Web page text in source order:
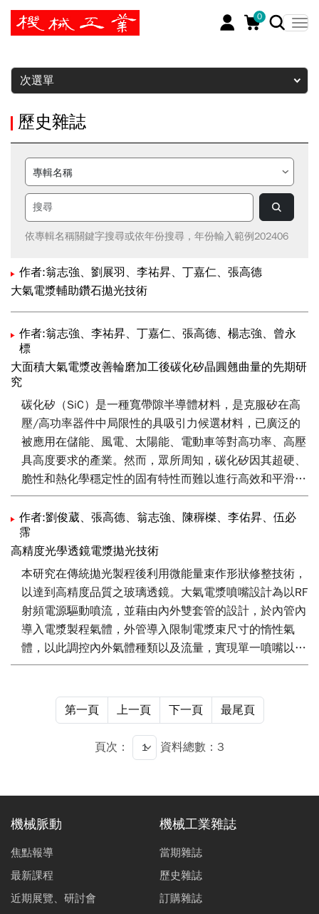
0
暫停
次選單
歷史雜誌
依專輯名稱關鍵字搜尋或依年份搜尋，年份輸入範例202406
作者:翁志強、劉展羽、李祐昇、丁嘉仁、張高德
大氣電漿輔助鑽石拋光技術
作者:翁志強、李祐昇、丁嘉仁、張高德、楊志強、曾永
標
大面積大氣電漿改善輪磨加工後碳化矽晶圓翹曲量的先期研
究
碳化矽（SiC）是一種寬帶隙半導體材料，是克服矽在高
壓/高功率器件中局限性的具吸引力候選材料，已廣泛的
被應用在儲能、風電、太陽能、電動車等對高功率、高壓
具高度要求的產業。然而，眾所周知，碳化矽因其超硬、
脆性和熱化學穩定性的固有特性而難以進行高效和平滑的
加工。再者，因應SiC晶圓尺寸的放大，具有高材料移除
效率的輪磨製程逐漸成為加工的主流之一。然而，由於塑
性變形和斷裂等「應力誘導」現象，研磨過程不可避免地
會在晶圓表面下方引入損傷層。本文嘗試以自行發展的大
氣電漿乾式蝕刻設備，去除輪磨加工應力導致的翹曲。實
驗初步結果顯示大氣電漿設備可快速且有效的將晶圓翹曲
量由單面輪磨(採用8000號砂輪)後的110-150 µm，降回
10-20 µm（輪磨前的晶圓翹曲量）。
作者:劉俊葳、張高德、翁志強、陳稺榤、李佑昇、伍必
霈
高精度光學透鏡電漿拋光技術
本研究在傳統拋光製程後利用微能量束作形狀修整技術，
以達到高精度品質之玻璃透鏡。大氣電漿噴嘴設計為以RF
射頻電源驅動噴流，並藉由內外雙套管的設計，於內管內
導入電漿製程氣體，外管導入限制電漿束尺寸的惰性氣
體，以此調控內外氣體種類以及流量，實現單一噴嘴以氣
流侷限方式控制電漿中央區的範圍以調控能量束口徑狀
體比例以及功率等參數的變化，了解電漿反應與表面狀
態、蝕刻速率的關係，以獲得一最佳的拋光參數。 由實
驗結果得知玻璃透鏡表面之蝕刻率可控制在50 nm/min至
450 nm/min，表面粗糙度可達< 5 nm。
第一頁 上一頁 下一頁 最尾頁
頁次： 資料總數：3
機械脈動
焦點報導
最新課程
近期展覽、研討會
機械工業雜誌
當期雜誌
歷史雜誌
訂購雜誌